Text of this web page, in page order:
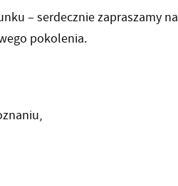
– serdecznie zapraszamy na
pokolenia.